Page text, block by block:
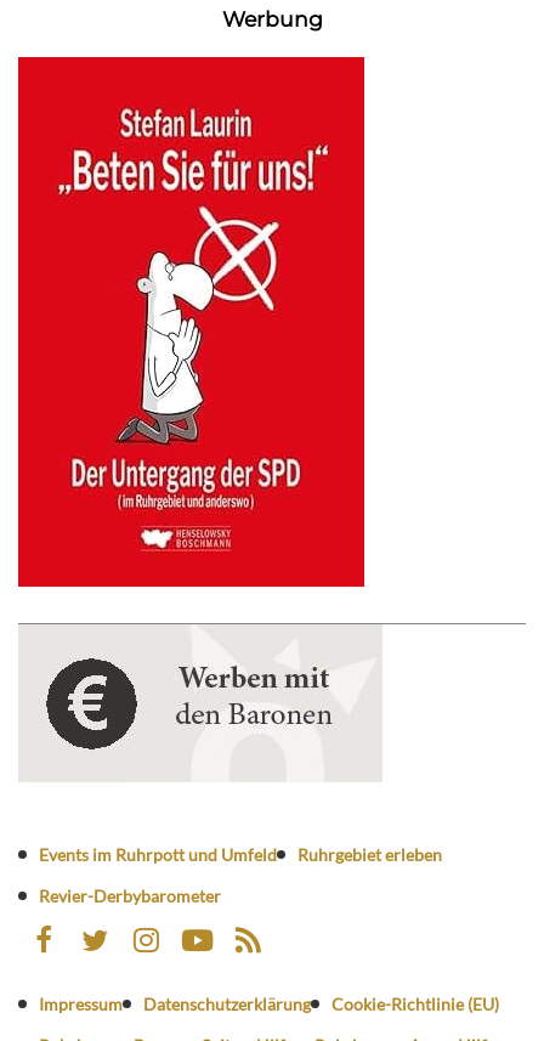
Werbung
Events im Ruhrpott und Umfeld
Ruhrgebiet erleben
Revier-Derbybarometer
Impressum Datenschutzerklärung
Cookie-Richtlinie (EU)